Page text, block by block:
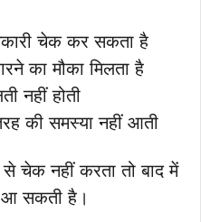
चेक कर सकता है
का मौका मिलता है
नहीं होती
की समस्या नहीं आती
चेक नहीं करता तो बाद में
आ सकती है।